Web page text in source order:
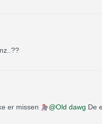
er missen Old dawg De